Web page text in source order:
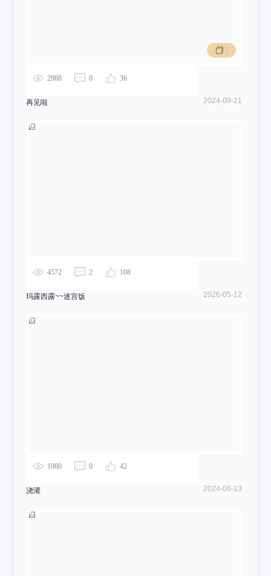
2988 0 36
再见啦 2024-09-21
2
4572 2 108
玛露西露~~迷宫饭 2026-05-12
1980 0 42
浇灌 2024-06-13